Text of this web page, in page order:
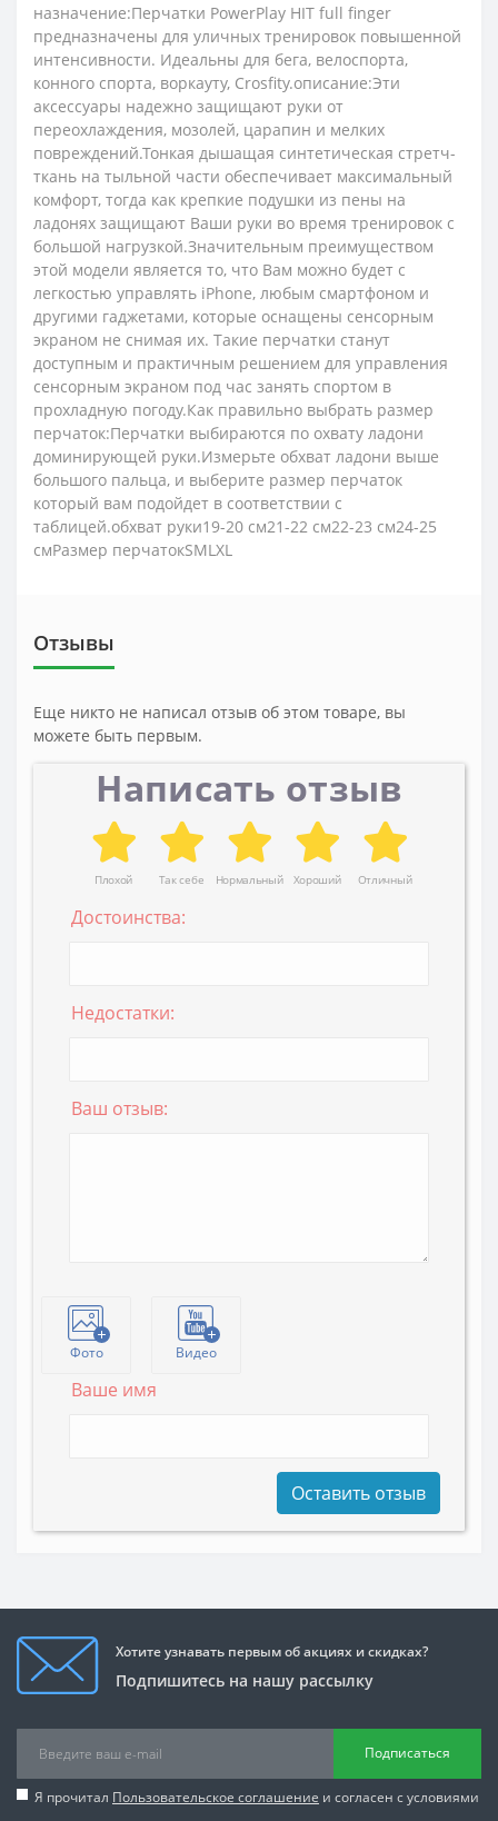
назначение:Перчатки PowerPlay HIT full finger
предназначены для уличных тренировок повышенной
интенсивности. Идеальны для бега, велоспорта,
конного спорта, воркауту, Crosfity.описание:Эти
аксессуары надежно защищают руки от
переохлаждения, мозолей, царапин и мелких
повреждений.Тонкая дышащая синтетическая стретч-
ткань на тыльной части обеспечивает максимальный
комфорт, тогда как крепкие подушки из пены на
ладонях защищают Ваши руки во время тренировок с
большой нагрузкой.Значительным преимуществом
этой модели является то, что Вам можно будет с
легкостью управлять iPhone, любым смартфоном и
другими гаджетами, которые оснащены сенсорным
экраном не снимая их. Такие перчатки станут
доступным и практичным решением для управления
сенсорным экраном под час занять спортом в
прохладную погоду.Как правильно выбрать размер
перчаток:Перчатки выбираются по охвату ладони
доминирующей руки.Измерьте обхват ладони выше
большого пальца, и выберите размер перчаток
который вам подойдет в соответствии с
таблицей.обхват руки19-20 см21-22 см22-23 см24-25
смРазмер перчатокSMLXL
Отзывы
Еще никто не написал отзыв об этом товаре, вы
можете быть первым.
Написать отзыв
Плохой Так себе Нормальный Хороший Отличный
Достоинства:
Недостатки:
Ваш отзыв:
Фото Видео
Ваше имя
Оставить отзыв
Хотите узнавать первым об акциях и скидках?
Подпишитесь на нашу рассылку
Подписаться
Я прочитал Пользовательское соглашение и согласен с условиями